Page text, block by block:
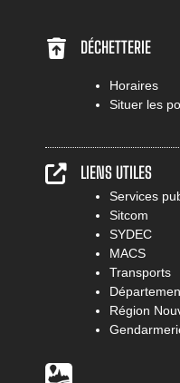
DÉCHETTERIE
Horaires
Situer les
LIENS UTILES
Services
Sitcom
SYDEC
MACS
Transports
Région